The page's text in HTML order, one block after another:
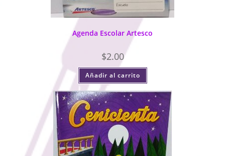
Agenda Escolar Artesco
$2.00
Añadir al carrito